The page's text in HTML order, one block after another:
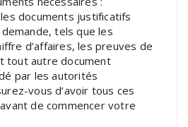
documents justificatifs
tels que les
d’affaires, les preuves de
tout autre document
par les autorités
vous d’avoir tous ces
de commencer votre